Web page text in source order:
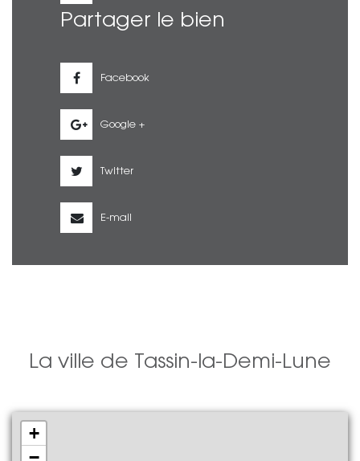
Partager le bien
Facebook
Google +
Twitter
E-mail
La ville de Tassin-la-Demi-Lune
+